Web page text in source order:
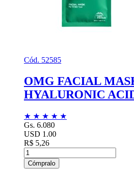
Cód. 52585
OMG FACIAL
HYALURONIC
★ ★ ★ ★ ★
Gs. 6.080
USD 1.00
R$ 5,26
Cómpralo